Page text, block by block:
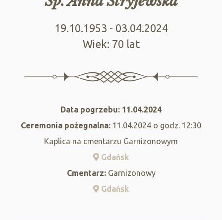
19.10.1953 - 03.04.2024
Wiek: 70 lat
Data pogrzebu: 11.04.2024
Ceremonia pożegnalna: 11.04.2024 o godz. 12:30
Kaplica na cmentarzu Garnizonowym
Gdańsk
Cmentarz:Garnizonowy
Gdańsk